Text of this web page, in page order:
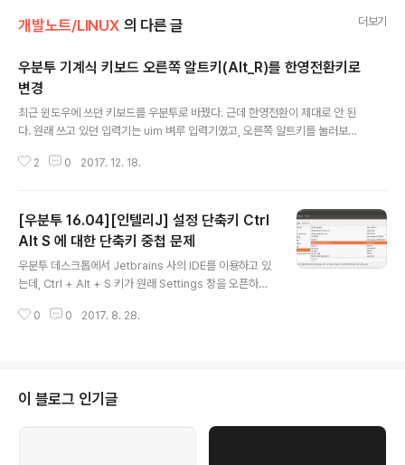
개발노트/LINUX 의 다른 글 더보기
우분투 기계식 키보드 오른쪽 알트키(Alt_R)를 한영전환키로
변경
최근 윈도우에 쓰던 키보드를 우분투로 바꿨다. 근데 한영전환이 제대로 안 된
다. 원래 쓰고 있던 입력기는 uim 벼루 입력기였고, 오른쪽 알트키를 눌러보니
도록 아래와 같이 설정을 바꿔주었다. 참고 사이트는 http://hanmaruj.tistor
역할을 지워야한다.다음과 같은 방법으로 진행할 수 있다. $ cd /usr/share/X
11/xkb/symbols/$ sudo vi altwin or $ sudo gedit altwin altwin 파일
을 열..
2 0 2017. 12. 18.
[우분투 16.04][인텔리J] 설정 단축키 Ctrl
Alt S 에 대한 단축키 중첩 문제
우분투 데스크톱에서 Jetbrains 사의 IDE를 이용하고 있
는데, Ctrl + Alt + S 키가 원래 Settings 창을 오픈하는
그렇지 못한 현상때문에 은근히 불편했다. 이는 우분투 OS
위가 더 높아서 그런 것임... 문제 해결 방법 : 환경설정 ->
키보드 -> 바로가기 -> 아래와 같이 "사용 안 함"으로 바
꿔주면 끝
0 0 2017. 8. 28.
이 블로그 인기글